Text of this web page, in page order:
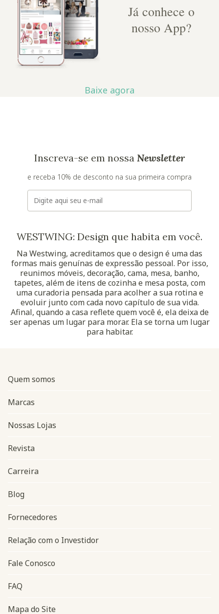
Já conhece o
nosso App?
Baixe agora
Inscreva-se em nossa Newsletter
e receba 10% de desconto na sua primeira compra
E-mail
WESTWING: Design que habita em você.
Na Westwing, acreditamos que o design é uma das
formas mais genuínas de expressão pessoal. Por isso,
reunimos móveis, decoração, cama, mesa, banho,
tapetes, além de itens de cozinha e mesa posta, com
uma curadoria pensada para acolher a sua rotina e
evoluir junto com cada novo capítulo de sua vida.
Afinal, quando a casa reflete quem você é, ela deixa de
ser apenas um lugar para morar. Ela se torna um lugar
para habitar.
Navegação do rodapé
Quem somos
Marcas
Nossas Lojas
Revista
Carreira
Blog
Fornecedores
Relação com o Investidor
Fale Conosco
FAQ
Mapa do Site